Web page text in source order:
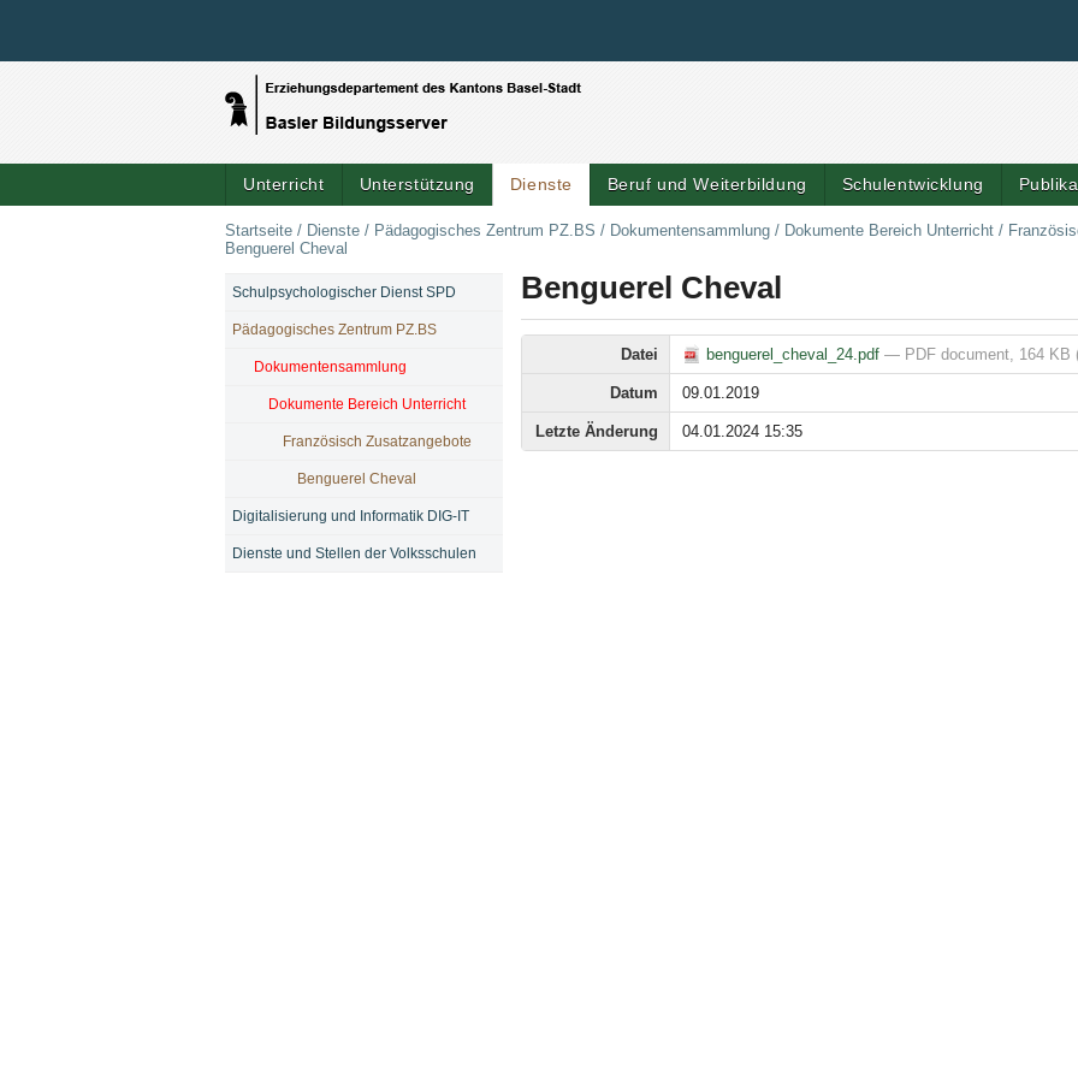
Unterricht Unterstützung Dienste Beruf und Weiterbildung Schulentwicklung
Startseite / Dienste / Pädagogisches Zentrum PZ.BS / Dokumentensammlung / Dokumente Bereich Unterricht /
Benguerel Cheval
Benguerel Cheval
Datei benguerel_cheval_24.pdf — PDF document, 164 KB
Datum 09.01.2019
Letzte Änderung 04.01.2024 15:35
NAVIGATION
Schulpsychologischer Dienst SPD
Pädagogisches Zentrum PZ.BS
Dokumentensammlung
Dokumente Bereich Unterricht
Französisch Zusatzangebote
Benguerel Cheval
Digitalisierung und Informatik DIG-IT
Dienste und Stellen der Volksschulen